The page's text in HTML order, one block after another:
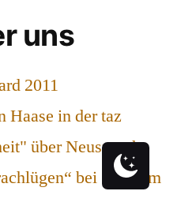
uns
2011
in der taz
über Neusprech
bei Scala im